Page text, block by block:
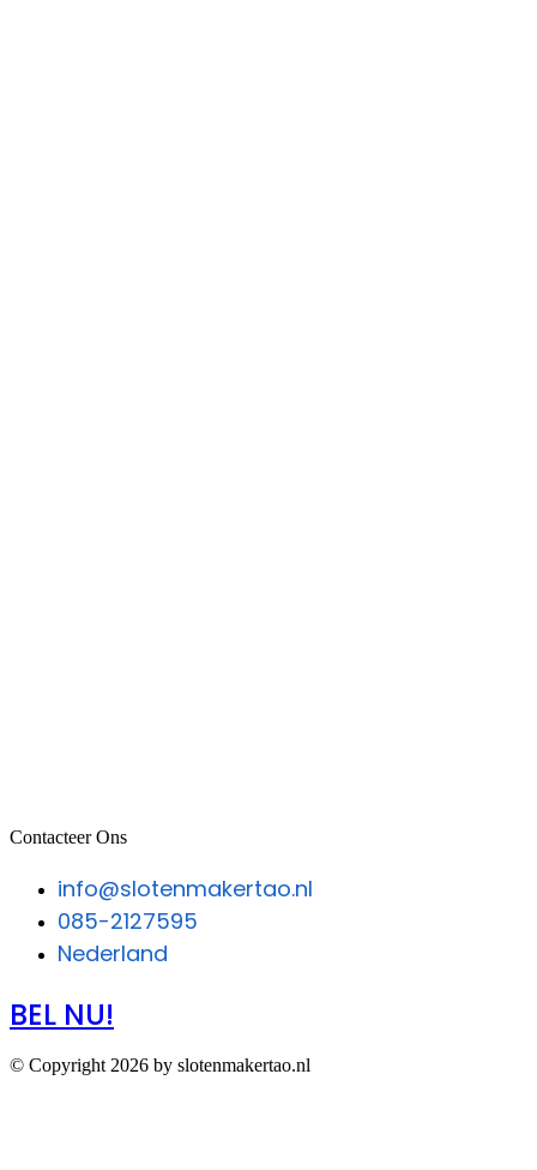
Contacteer Ons
info@slotenmakertao.nl
085-2127595
Nederland
BEL NU!
© Copyright 2026 by slotenmakertao.nl